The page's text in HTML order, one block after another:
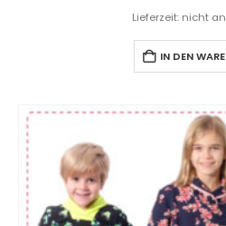
Lieferzeit: nicht
IN DEN